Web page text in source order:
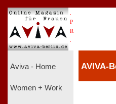
P
R
Aviva - Home
Women + Work
AVIVA-